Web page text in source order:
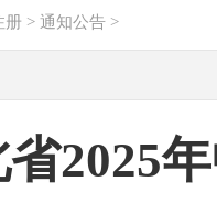
册 > 通知公告 >
2025